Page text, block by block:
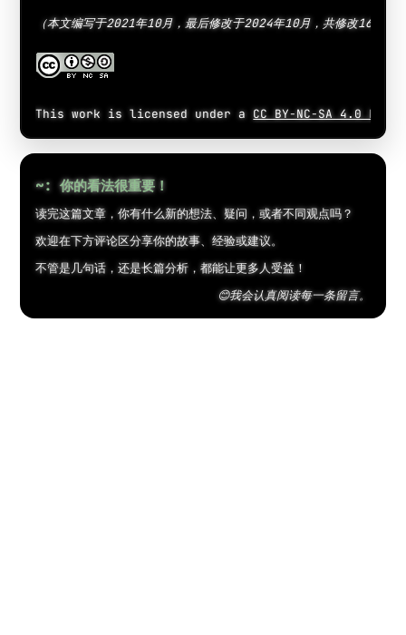
（本文编写于2021年10月，最后修改于2024年10月，共修改16次。
This work is licensed under a CC BY-NC-SA 4.0
~: 你的看法很重要！
读完这篇文章，你有什么新的想法、疑问，或者不同观点吗？
欢迎在下方评论区分享你的故事、经验或建议。
不管是几句话，还是长篇分析，都能让更多人受益！
😊我会认真阅读每一条留言。